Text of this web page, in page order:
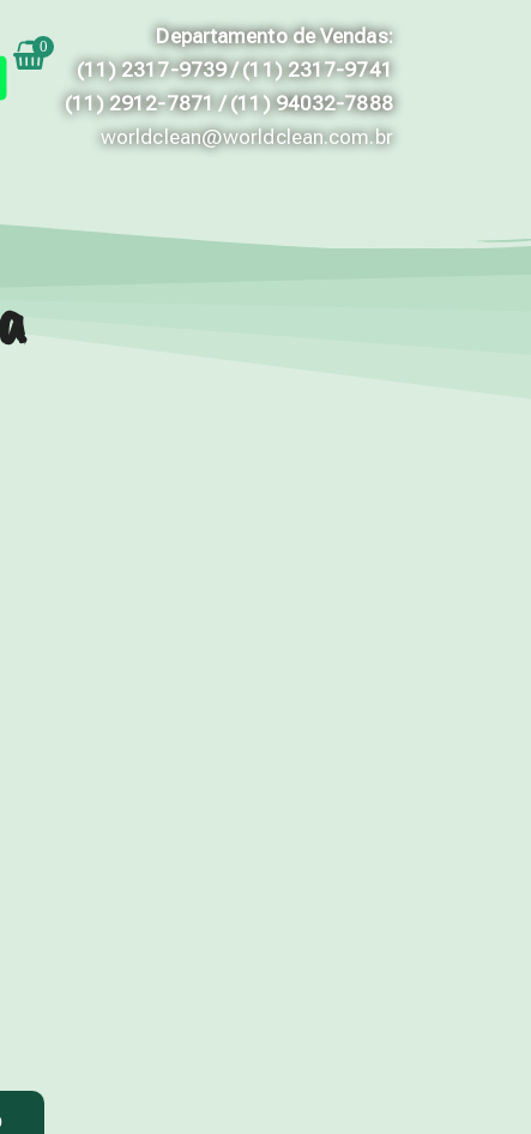
0
Departamento de Vendas:
(11) 2317-9739 / (11) 2317-9741
(11) 2912-7871 / (11) 94032-7888
worldclean@worldclean.com.br